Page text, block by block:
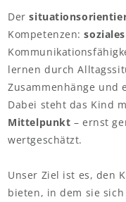
Der
Kompetenzen:
lernen durch
Zusammenhänge und
Dabei steht das Kind
Mittelpunkt – ernst
wertgeschätzt.
Unser Ziel ist es, den
bieten, in dem sie